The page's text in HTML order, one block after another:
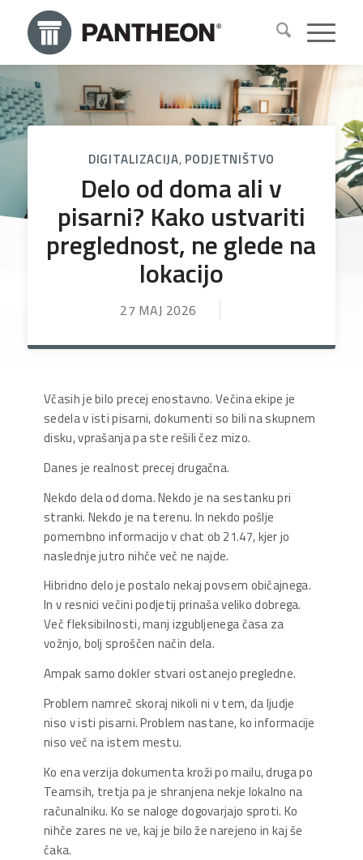
DIGITALIZACIJA, PODJETNIŠTVO
Delo od doma ali v
pisarni? Kako ustvariti
preglednost, ne glede na
lokacijo
27 MAJ 2026
Včasih je bilo precej enostavno. Večina ekipe je
sedela v isti pisarni, dokumenti so bili na skupnem
disku, vprašanja pa ste rešili čez mizo.
Danes je realnost precej drugačna.
Nekdo dela od doma. Nekdo je na sestanku pri
stranki. Nekdo je na terenu. In nekdo pošlje
pomembno informacijo v chat ob 21.47, kjer jo
naslednje jutro nihče več ne najde.
Hibridno delo je postalo nekaj povsem običajnega.
In v resnici večini podjetij prinaša veliko dobrega.
Več fleksibilnosti, manj izgubljenega časa za
vožnjo, bolj sproščen način dela.
Ampak samo dokler stvari ostanejo pregledne.
Problem namreč skoraj nikoli ni v tem, da ljudje
niso v isti pisarni. Problem nastane, ko informacije
niso več na istem mestu.
Ko ena verzija dokumenta kroži po mailu, druga po
Teamsih, tretja pa je shranjena nekje lokalno na
računalniku. Ko se naloge dogovarjajo sproti. Ko
nihče zares ne ve, kaj je bilo že narejeno in kaj še
čaka.